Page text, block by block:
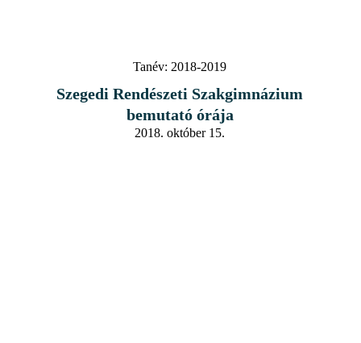
Tanév: 2018-2019
Szegedi Rendészeti Szakgimnázium
bemutató órája
2018. október 15.